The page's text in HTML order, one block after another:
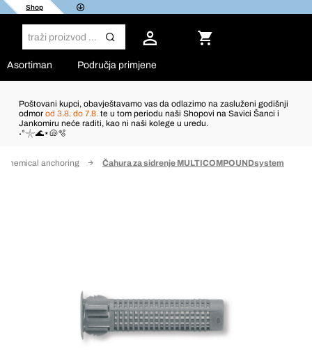
Shop
Asortiman Područja primjene
Poštovani kupci, obavještavamo vas da odlazimo na zasluženi godišnji
odmor od 3.8. do 7.8. te u tom periodu naši Shopovi na Savici Šanci i
Jankomiru neće raditi, kao ni naši kolege u uredu.
˖°𓇼🌊⋆🐚🫧
chemical anchoring Čahura za sidrenje MULTICOMPOUNDsystem